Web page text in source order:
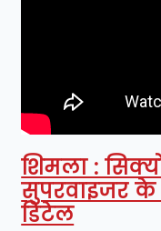
शिमला :
सुपरवाइजर के
डिटेल